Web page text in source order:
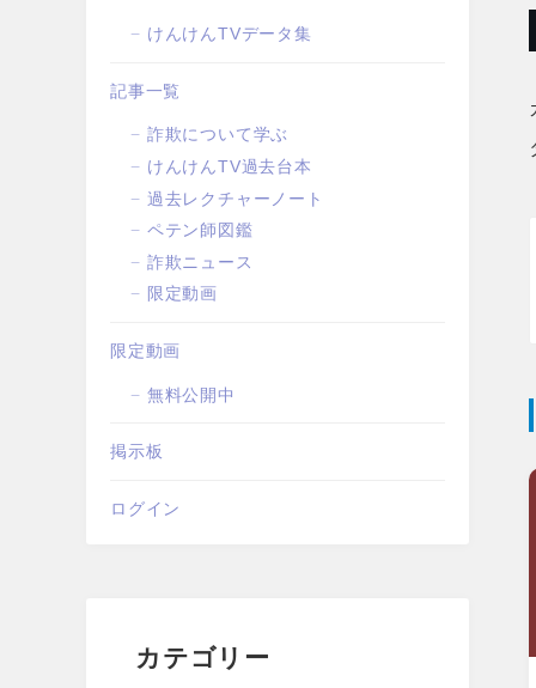
けんけんTVデータ集
記事一覧
詐欺について学ぶ
けんけんTV過去台本
過去レクチャーノート
ペテン師図鑑
詐欺ニュース
限定動画
限定動画
無料公開中
掲示板
ログイン
カテゴリー